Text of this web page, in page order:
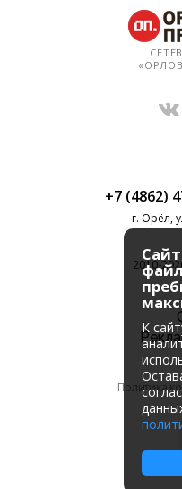
+7 (4862)
г. Орёл,
2010-
Политика
К